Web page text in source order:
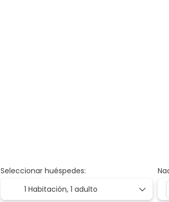
Seleccionar huéspedes:
1 Habitación, 1 adulto